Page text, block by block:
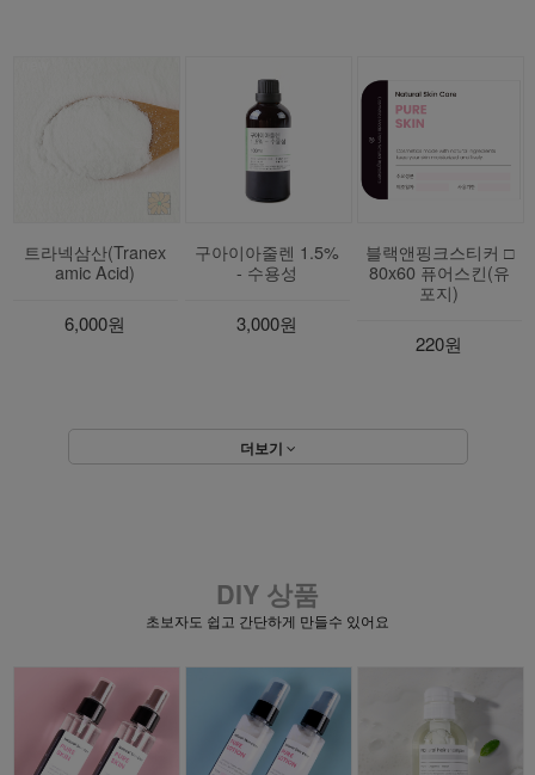
트라넥삼산(Tranex
amic Acid)
6,000원
구아이아줄렌 1.5%
- 수용성
3,000원
블랙앤핑크스티커 □
80x60 퓨어스킨(유
포지)
220원
더보기
DIY 상품
초보자도 쉽고 간단하게 만들수 있어요